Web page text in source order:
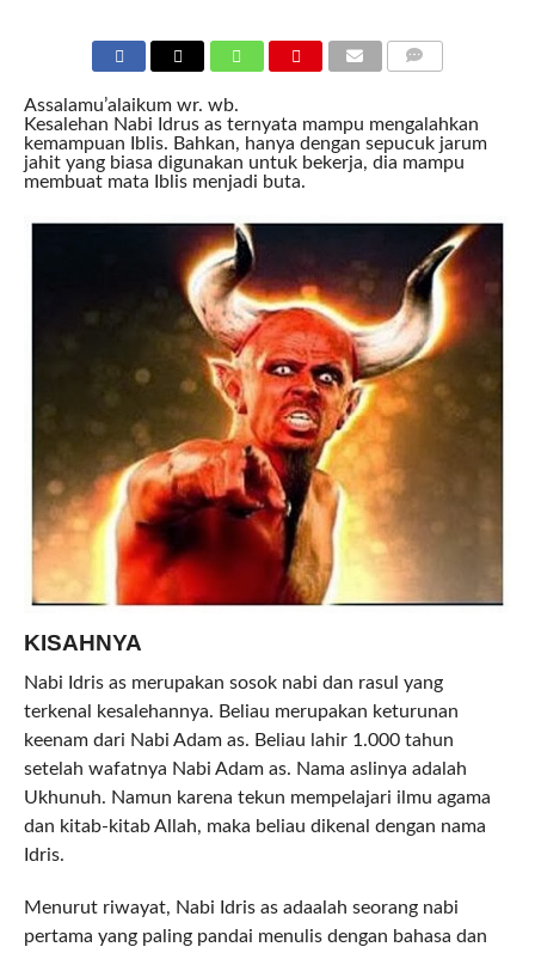
Assalamu’alaikum wr. wb.
Kesalehan Nabi Idrus as ternyata mampu mengalahkan
kemampuan Iblis. Bahkan, hanya dengan sepucuk jarum
jahit yang biasa digunakan untuk bekerja, dia mampu
membuat mata Iblis menjadi buta.
KISAHNYA
Nabi Idris as merupakan sosok nabi dan rasul yang
terkenal kesalehannya. Beliau merupakan keturunan
keenam dari Nabi Adam as. Beliau lahir 1.000 tahun
setelah wafatnya Nabi Adam as. Nama aslinya adalah
Ukhunuh. Namun karena tekun mempelajari ilmu agama
dan kitab-kitab Allah, maka beliau dikenal dengan nama
Idris.
Menurut riwayat, Nabi Idris as adaalah seorang nabi
pertama yang paling pandai menulis dengan bahasa dan